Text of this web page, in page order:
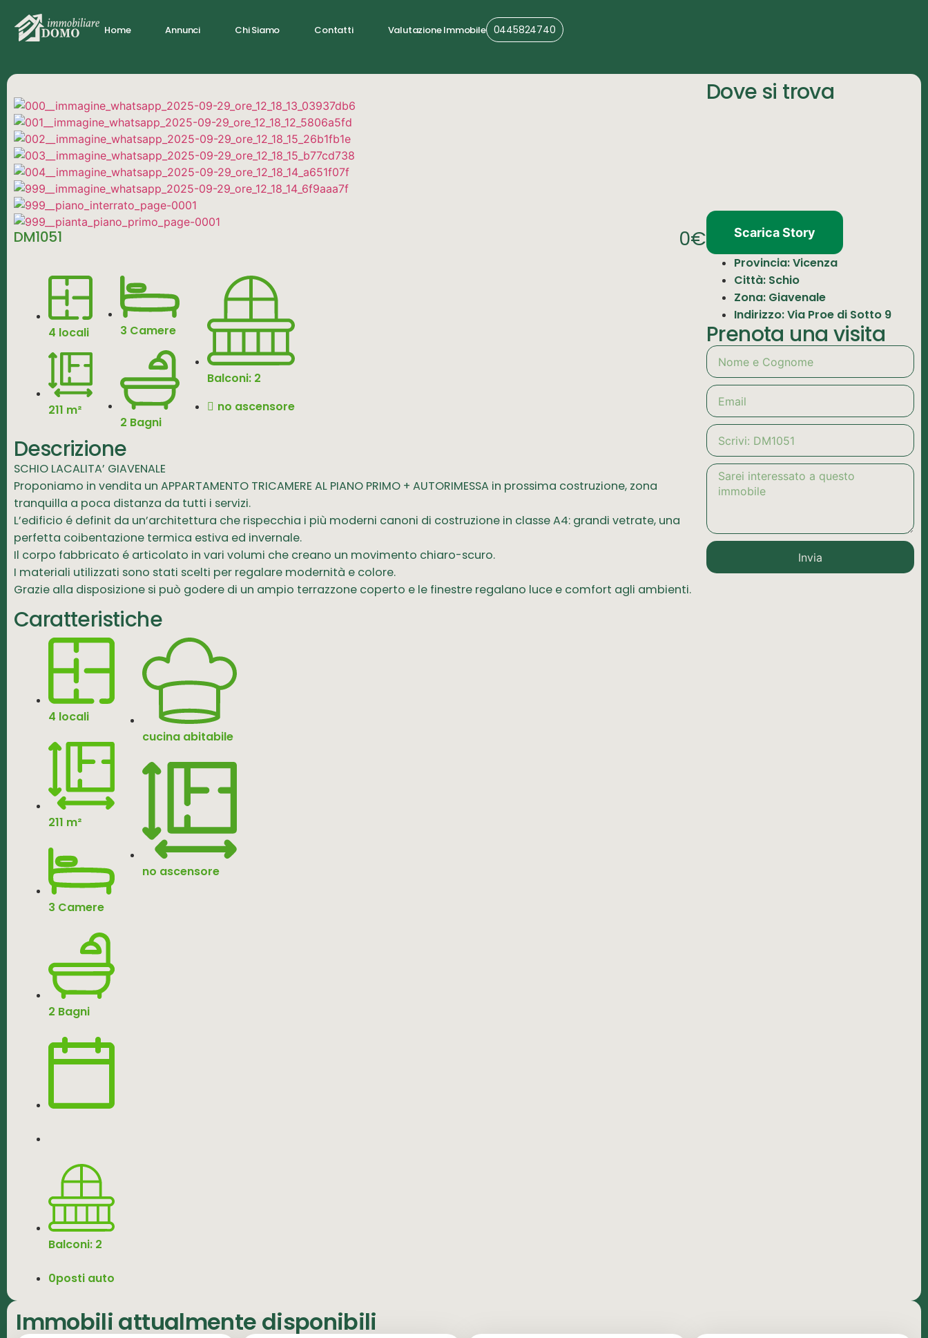
Home Annunci Chi Siamo Contatti Valutazione Immobile 0445824740
DM1051 0€
4 locali
211 m²
3 Camere
2 Bagni
Balconi: 2
no ascensore
Descrizione
SCHIO LACALITA’ GIAVENALE
Proponiamo in vendita un APPARTAMENTO TRICAMERE AL PIANO PRIMO + AUTORIMESSA in prossima costruzione, zona
tranquilla a poca distanza da tutti i servizi.
L’edificio é definit da un’architettura che rispecchia i più moderni canoni di costruzione in classe A4: grandi vetrate, una
perfetta coibentazione termica estiva ed invernale.
Il corpo fabbricato é articolato in vari volumi che creano un movimento chiaro-scuro.
I materiali utilizzati sono stati scelti per regalare modernità e colore.
Grazie alla disposizione si può godere di un ampio terrazzone coperto e le finestre regalano luce e comfort agli ambienti.
Caratteristiche
4 locali
211 m²
3 Camere
2 Bagni
Balconi: 2
0posti auto
cucina abitabile
no ascensore
Dove si trova
Scarica Story
Provincia: Vicenza
Città: Schio
Zona: Giavenale
Indirizzo: Via Proe di Sotto 9
Prenota una visita
Invia
Immobili attualmente disponibili